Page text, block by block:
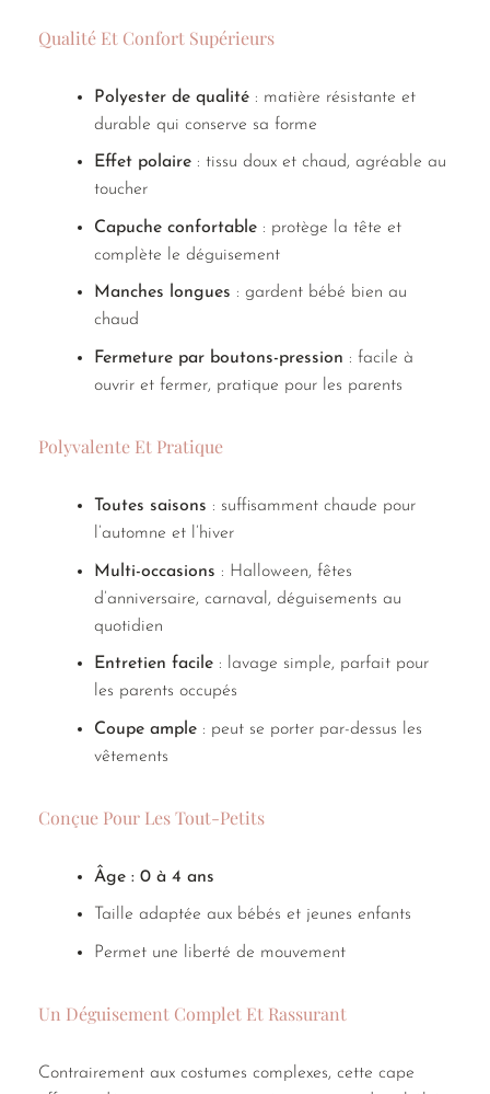
Qualité Et Confort Supérieurs
Polyester de qualité: matière résistante et
durable qui conserve sa forme
Effet polaire: tissu doux et chaud, agréable au
toucher
Capuche confortable: protège la tête et
complète le déguisement
Manches longues : gardent bébé bien au
chaud
Fermeture par boutons-pression : facile à
ouvrir et fermer, pratique pour les parents
Polyvalente Et Pratique
Toutes saisons : suffisamment chaude pour
l’automne et l’hiver
Multi-occasions : Halloween, fêtes
d’anniversaire, carnaval, déguisements au
quotidien
Entretien facile: lavage simple, parfait pour
les parents occupés
Coupe ample: peut se porter par-dessus les
vêtements
Conçue Pour Les Tout-Petits
Âge : 0 à 4 ans
Taille adaptée aux bébés et jeunes enfants
Permet une liberté de mouvement
Un Déguisement Complet Et Rassurant
Contrairement aux costumes complexes, cette cape